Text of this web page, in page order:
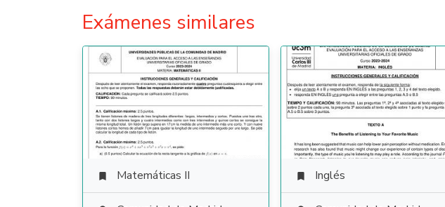
Exámenes similares
 Matemáticas II  Inglés